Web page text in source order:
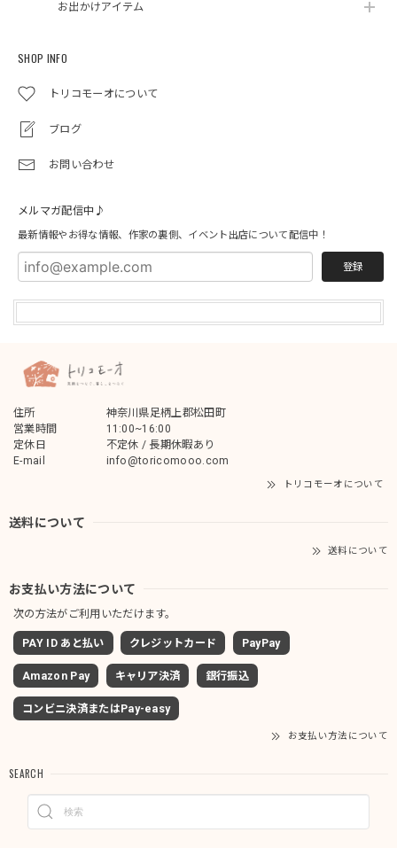
お出かけアイテム
SHOP INFO
トリコモーオについて
ブログ
お問い合わせ
メルマガ配信中♪
最新情報やお得な情報、作家の裏側、イベント出店について配信中！
登録
住所
神奈川県足柄上郡松田町
営業時間
11:00~16:00
定休日
不定休 / 長期休暇あり
E-mail
info@toricomooo.com
トリコモーオについて
送料について
送料について
お支払い方法について
次の方法がご利用いただけます。
PAY ID あと払い クレジットカード PayPay
Amazon Pay キャリア決済 銀行振込
コンビニ決済またはPay-easy
お支払い方法について
SEARCH